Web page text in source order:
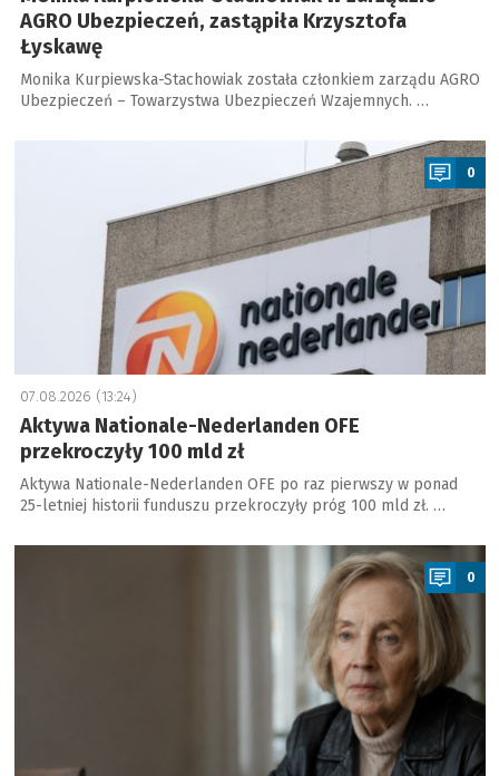
AGRO Ubezpieczeń, zastąpiła Krzysztofa
Łyskawę
Monika Kurpiewska-Stachowiak została członkiem zarządu AGRO
Ubezpieczeń – Towarzystwa Ubezpieczeń Wzajemnych. …
0
07.08.2026 (13:24)
Aktywa Nationale-Nederlanden OFE
przekroczyły 100 mld zł
Aktywa Nationale-Nederlanden OFE po raz pierwszy w ponad
25-letniej historii funduszu przekroczyły próg 100 mld zł. …
a
0